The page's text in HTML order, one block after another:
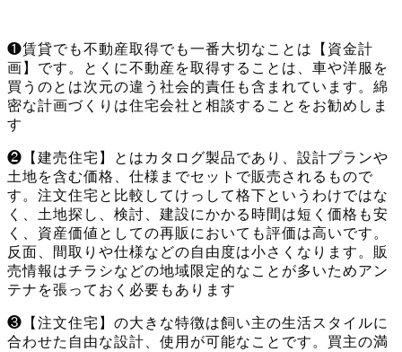
❶賃貸でも不動産取得でも一番大切なことは【資金計
画】です。とくに不動産を取得することは、車や洋服を
買うのとは次元の違う社会的責任も含まれています。綿
密な計画づくりは住宅会社と相談することをお勧めしま
す
❷【建売住宅】とはカタログ製品であり、設計プランや
土地を含む価格、仕様までセットで販売されるもので
す。注文住宅と比較してけっして格下というわけではな
く、土地探し、検討、建設にかかる時間は短く価格も安
く、資産価値としての再販においても評価は高いです。
反面、間取りや仕様などの自由度は小さくなります。販
売情報はチラシなどの地域限定的なことが多いためアン
テナを張っておく必要もあります
❸【注文住宅】の大きな特徴は飼い主の生活スタイルに
合わせた自由な設計、使用が可能なことです。買主の満